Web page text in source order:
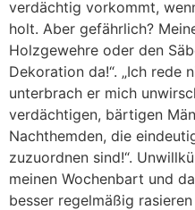
verdächtig vorkommt,
holt. Aber gefährlich?
Holzgewehre oder den
Dekoration da!“. „Ich rede
unterbrach er mich
verdächtigen, bärtigen
Nachthemden, die
zuzuordnen sind!“.
meinen Wochenbart und
besser regelmäßig